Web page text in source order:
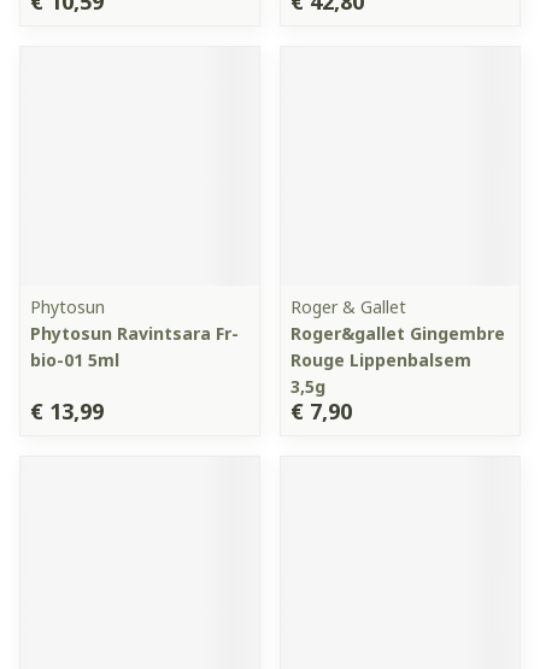
Phytosun
Phytosun Ravintsara Fr-
bio-01 5ml
€ 13,99
Roger & Gallet
Roger&gallet Gingembre
Rouge Lippenbalsem
3,5g
€ 7,90